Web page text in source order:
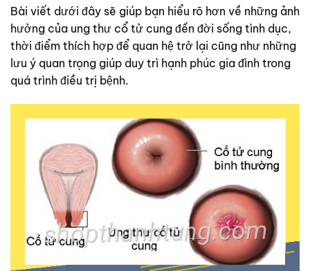
Bài viết dưới đây sẽ giúp bạn hiểu rõ hơn về những ảnh
hưởng của ung thư cổ tử cung đến đời sống tình dục,
thời điểm thích hợp để quan hệ trở lại cũng như những
lưu ý quan trọng giúp duy trì hạnh phúc gia đình trong
quá trình điều trị bệnh.